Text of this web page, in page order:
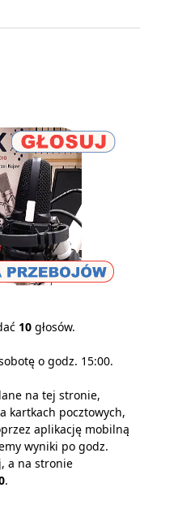
10 głosów.
o godz. 15:00.
na tej stronie,
kartkach pocztowych,
aplikację mobilną
wyniki po godz.
a na stronie
.